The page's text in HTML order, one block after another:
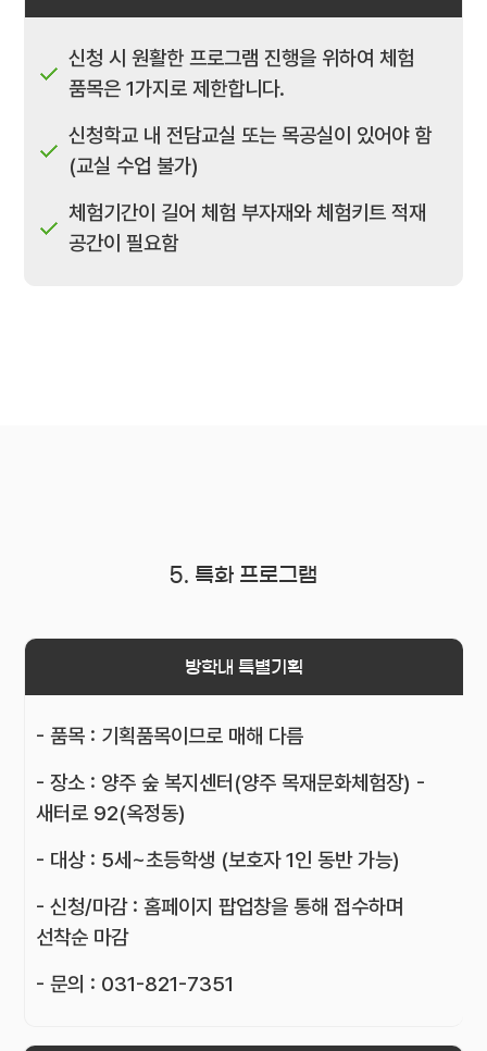
신청 시 원활한 프로그램 진행을 위하여 체험
품목은 1가지로 제한합니다.
신청학교 내 전담교실 또는 목공실이 있어야 함
(교실 수업 불가)
체험기간이 길어 체험 부자재와 체험키트 적재
공간이 필요함
5. 특화 프로그램
방학내 특별기획
- 품목 : 기획품목이므로 매해 다름
- 장소 : 양주 숲 복지센터(양주 목재문화체험장) -
새터로 92(옥정동)
- 대상 : 5세~초등학생 (보호자 1인 동반 가능)
- 신청/마감 : 홈페이지 팝업창을 통해 접수하며
선착순 마감
- 문의 : 031-821-7351